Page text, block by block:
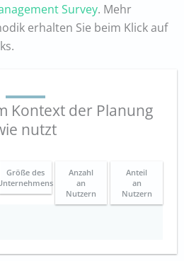
Survey. Mehr
erhalten Sie beim Klick auf
Kontext der Planung
nutzt
Größe des
Anzahl
an
Nutzern
Anteil
an
Nutzern